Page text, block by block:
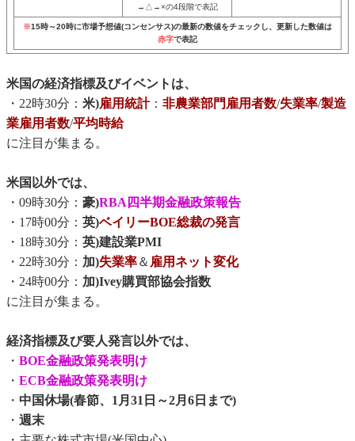
→△→×の4段階で表記
※15時～20時に市場予想値(コンセンサス)の最新の数値をチェックし、更新した数値は
赤字で表記
米国の経済指標及びイベントは、
・22時30分： 米)雇用統計： 非農業部門雇用者数/失業率/製造
業雇用者数/平均時給
に注目が集まる。
米国以外では、
・09時30分： 豪)RBA四半期金融政策報告
・17時00分： 英)ベイリーBOE総裁の発言
・18時30分： 英)建設業PMI
・22時30分： 加)失業率＆ 雇用ネット変化
・24時00分： 加)Ivey購買部協会指数
に注目が集まる。
経済指標及び要人発言以外では、
・ BOE金融政策発表明け
・ ECB金融政策発表明け
・ 中国休場(春節、1月31日～2月6日まで)
・ 週末